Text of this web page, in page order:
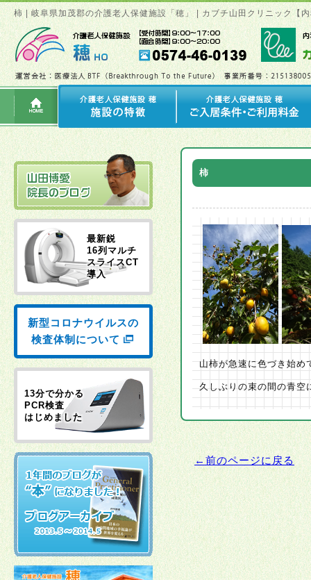
柿 | 岐阜県加茂郡の介護老人保健施設「穂」 | カブチ山田クリニック【
柿
山柿が急速に色づき始め
久しぶりの束の間の青空
←前のページに戻る
最新鋭
16列マルチ
スライスCT
導入
新型コロナウイルスの
検査体制について
13分で分かる
PCR検査
はじめました